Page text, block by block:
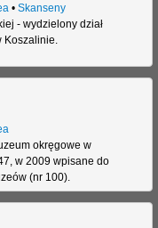
• Skanseny
- wydzielony dział
okręgowe w
w 2009 wpisane do
(nr 100).